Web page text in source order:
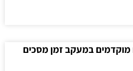
מוקדמים במעקב זמן מסכים